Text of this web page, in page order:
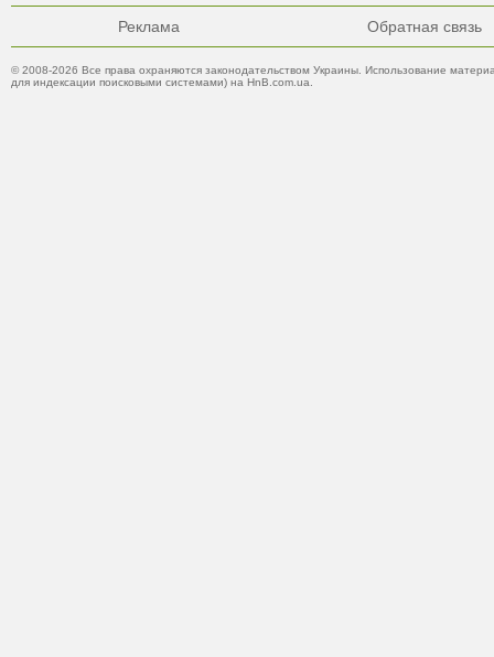
Реклама Обратная связь
© 2008-2026 Все права охраняются законодательством Украины. Использование
для индексации поисковыми системами) на HnB.com.ua.